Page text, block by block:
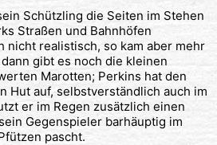
Schützling die Seiten im Stehen
Straßen und Bahnhöfen
nicht realistisch, so kam aber mehr
gibt es noch die kleinen
Marotten; Perkins hat den
Hut auf, selbstverständlich auch im
er im Regen zusätzlich einen
Gegenspieler barhäuptig im
pascht.